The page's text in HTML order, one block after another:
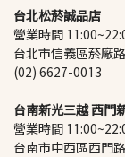
台北松菸誠品店
營業時間
台北市信義區菸廠
(02) 6627-0013
台南新光三越 西門
營業時間
台南市中西區西門